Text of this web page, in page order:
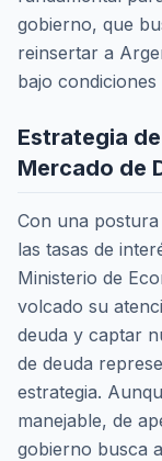
gobierno, que
reinsertar a
bajo
Estrategia
Mercado de
Con una
las tasas de
Ministerio de
volcado su
deuda y captar
de deuda
estrategia.
manejable, de
gobierno busca